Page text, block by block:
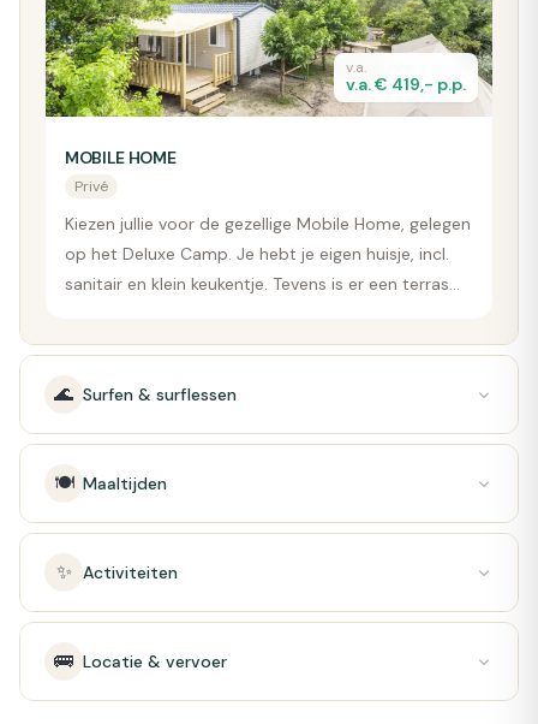
v.a.
v.a. € 419,- p.p.
MOBILE HOME
Privé
Kiezen jullie voor de gezellige Mobile Home, gelegen
op het Deluxe Camp. Je hebt je eigen huisje, incl.
sanitair en klein keukentje. Tevens is er een terras
🌊 Surfen & surflessen
🍽️ Maaltijden
✨ Activiteiten
🚌 Locatie & vervoer